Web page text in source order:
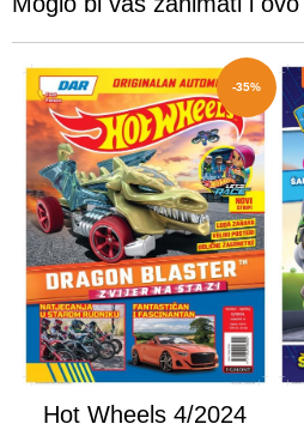
-35%
Hot Wheels 4/2024